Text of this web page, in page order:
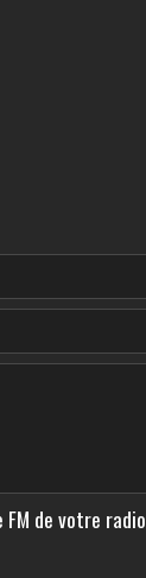
de votre radio